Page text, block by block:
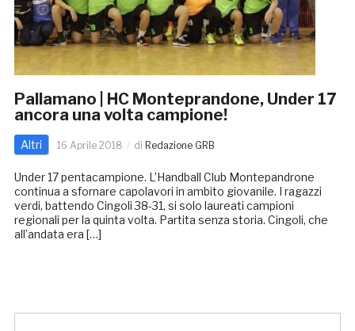
Pallamano | HC Monteprandone, Under 17
ancora una volta campione!
Altri 16 Aprile 2018 di Redazione GRB
Under 17 pentacampione. L’Handball Club Montepandrone
continua a sfornare capolavori in ambito giovanile. I ragazzi
verdi, battendo Cingoli 38-31, si solo laureati campioni
regionali per la quinta volta. Partita senza storia. Cingoli, che
all’andata era […]